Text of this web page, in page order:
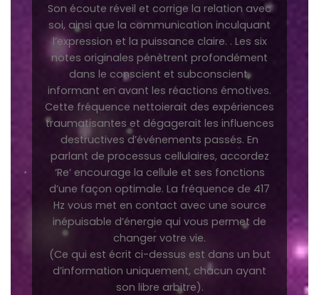
Son écoute réveil et corrige la relation avec
soi, ainsi que la communication inculquant
l’expression et la puissance claire. . Les six
notes originales pénètrent profondément
dans le conscient et subconscient,
informant en avant les réactions émotives.
Cette fréquence nettoierait des expériences
traumatisantes et dégagerait les influences
destructives d’événements passés. En
parlant de processus cellulaires, accordez
‘Re’ encourage la cellule et ses fonctions
d’une façon optimale. La fréquence de 417
Hz vous met en contact avec une source
inépuisable d’énergie qui vous permet de
changer votre vie.
(Ce qui est écrit ci-dessus est dans un but
d’information uniquement, chacun ayant
son libre arbitre).